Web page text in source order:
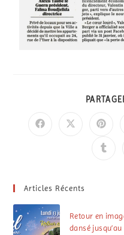
Articles Récents
Retour en
dansé